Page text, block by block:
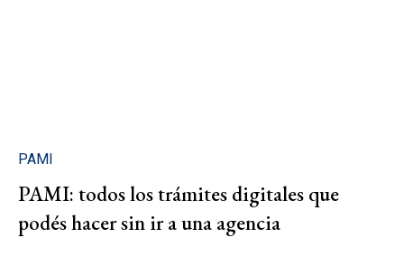
PAMI
PAMI: todos los trámites digitales que
podés hacer sin ir a una agencia